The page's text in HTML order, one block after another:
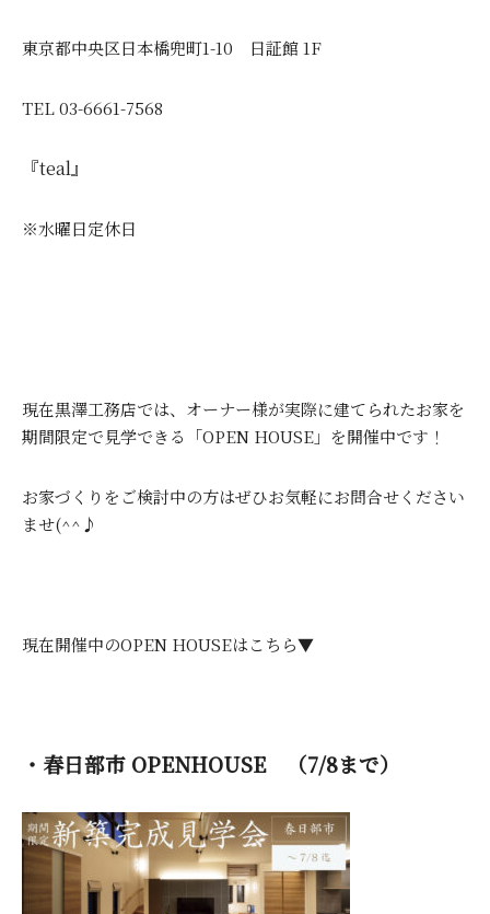
東京都中央区日本橋兜町1-10 日証館 1F
TEL 03-6661-7568
『teal』
※水曜日定休日
現在黒澤工務店では、オーナー様が実際に建てられたお家を
期間限定で見学できる「OPEN HOUSE」を開催中です！
お家づくりをご検討中の方はぜひお気軽にお問合せください
ませ(^^♪
現在開催中のOPEN HOUSEはこちら▼
・春日部市 OPENHOUSE （7/8まで）